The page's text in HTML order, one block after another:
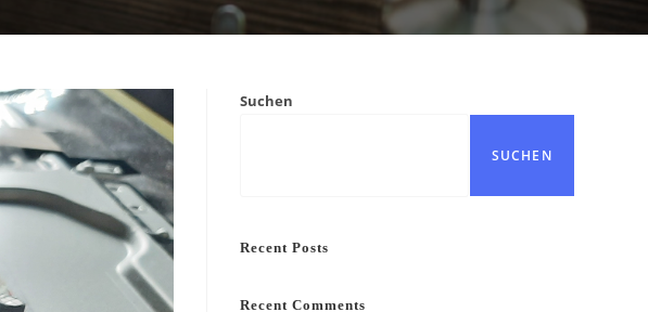
Suchen
SUCHEN
Recent Posts
Recent Comments